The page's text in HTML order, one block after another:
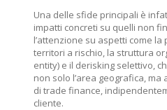
Una delle sfide principali è
impatti concreti su quelli non
l’attenzione su aspetti come
territori a rischio, la struttura
entity) e il derisking selettivo,
non solo l’area geografica,
di trade finance,
cliente.